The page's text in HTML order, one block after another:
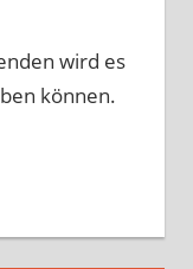
wird es
können.